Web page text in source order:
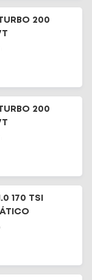
200
200
170 TSI